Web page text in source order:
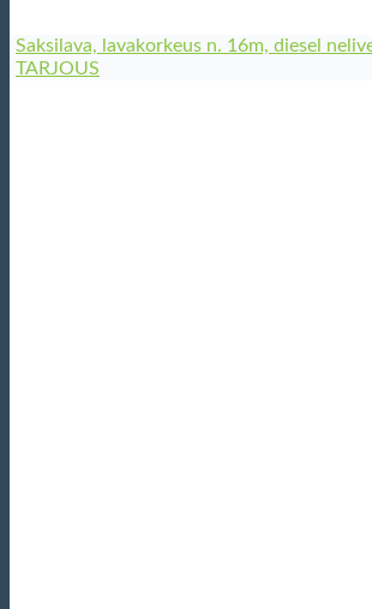
Saksilava, lavakorkeus n. 16m, diesel
TARJOUS